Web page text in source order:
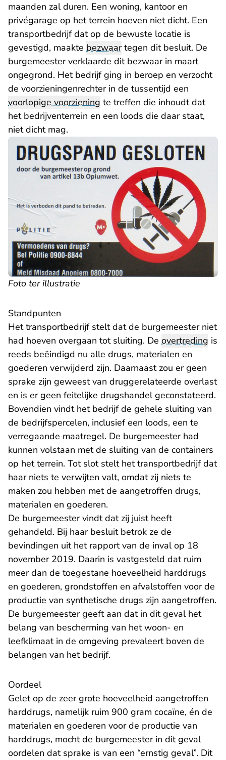
maanden zal duren. Een woning, kantoor en
privégarage op het terrein hoeven niet dicht. Een
transportbedrijf dat op de bewuste locatie is
gevestigd, maakte bezwaartegen dit besluit. De
burgemeester verklaarde dit bezwaar in maart
ongegrond. Het bedrijf ging in beroep en verzocht
de voorzieningenrechter in de tussentijd een
voorlopige voorziening te treffen die inhoudt dat
het bedrijventerrein en een loods die daar staat,
niet dicht mag.
Foto ter illustratie
Standpunten
Het transportbedrijf stelt dat de burgemeester niet
had hoeven overgaan tot sluiting. De overtreding is
reeds beëindigd nu alle drugs, materialen en
goederen verwijderd zijn. Daarnaast zou er geen
sprake zijn geweest van druggerelateerde overlast
en is er geen feitelijke drugshandel geconstateerd.
Bovendien vindt het bedrijf de gehele sluiting van
de bedrijfspercelen, inclusief een loods, een te
verregaande maatregel. De burgemeester had
kunnen volstaan met de sluiting van de containers
op het terrein. Tot slot stelt het transportbedrijf dat
haar niets te verwijten valt, omdat zij niets te
maken zou hebben met de aangetroffen drugs,
materialen en goederen.
De burgemeester vindt dat zij juist heeft
gehandeld. Bij haar besluit betrok ze de
bevindingen uit het rapport van de inval op 18
november 2019. Daarin is vastgesteld dat ruim
meer dan de toegestane hoeveelheid harddrugs
en goederen, grondstoffen en afvalstoffen voor de
productie van synthetische drugs zijn aangetroffen.
De burgemeester geeft aan dat in dit geval het
belang van bescherming van het woon- en
leefklimaat in de omgeving prevaleert boven de
belangen van het bedrijf.
Oordeel
Gelet op de zeer grote hoeveelheid aangetroffen
harddrugs, namelijk ruim 900 gram cocaïne, én de
materialen en goederen voor de productie van
harddrugs, mocht de burgemeester in dit geval
oordelen dat sprake is van een “ernstig geval”. Dit